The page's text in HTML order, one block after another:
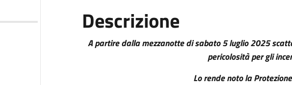
Descrizione
A partire dalla mezzanotte di sabato 5 luglio 2025
pericolosità per gli
Lo rende noto la